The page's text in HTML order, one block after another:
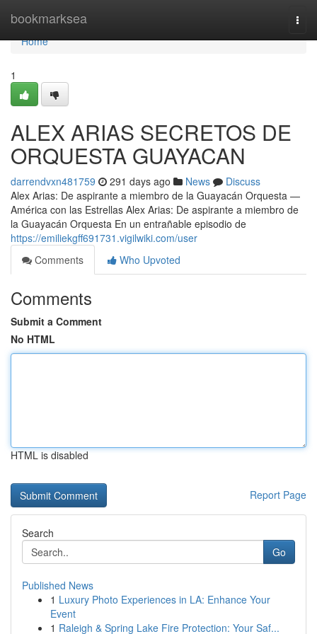
bookmarksea
Home
Home
1
ALEX ARIAS SECRETOS DE
ORQUESTA GUAYACAN
darrendvxn481759 291 days ago News
Discuss
Alex Arias: De aspirante a miembro de la Guayacán Orquesta —
América con las Estrellas Alex Arias: De aspirante a miembro de
la Guayacán Orquesta En un entrañable episodio de
https://emiliekgff691731.vigilwiki.com/user
Comments
Who Upvoted
Comments
Submit a Comment
No HTML
HTML is disabled
Report Page
Search
Go
Published News
1 Luxury Photo Experiences in LA: Enhance Your
Event
1 Raleigh & Spring Lake Fire Protection: Your Saf...